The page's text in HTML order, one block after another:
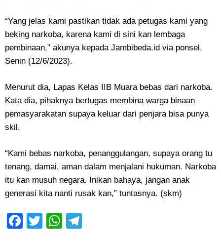
“Yang jelas kami pastikan tidak ada petugas kami yang
beking narkoba, karena kami di sini kan lembaga
pembinaan,” akunya kepada Jambibeda.id via ponsel,
Senin (12/6/2023).
Menurut dia, Lapas Kelas IIB Muara bebas dari narkoba.
Kata dia, pihaknya bertugas membina warga binaan
pemasyarakatan supaya keluar dari penjara bisa punya
skil.
“Kami bebas narkoba, penanggulangan, supaya orang tu
tenang, damai, aman dalam menjalani hukuman. Narkoba
itu kan musuh negara. Inikan bahaya, jangan anak
generasi kita nanti rusak kan,” tuntasnya. (skm)
Facebook
TwitterWhatsApp